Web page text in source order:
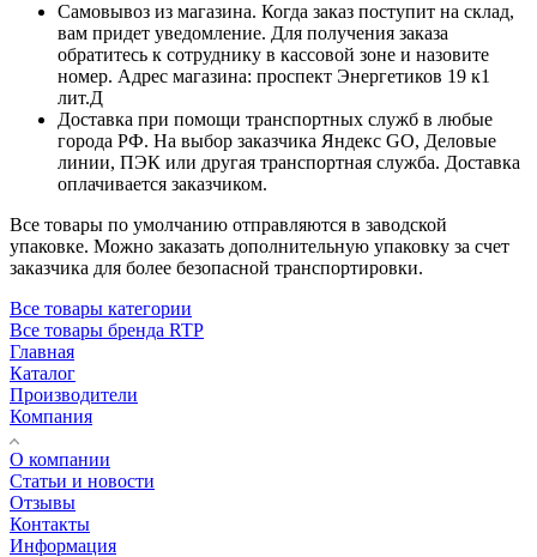
Самовывоз из магазина. Когда заказ поступит на склад,
вам придет уведомление. Для получения заказа
обратитесь к сотруднику в кассовой зоне и назовите
номер. Адрес магазина: проспект Энергетиков 19 к1
лит.Д
Доставка при помощи транспортных служб в любые
города РФ. На выбор заказчика Яндекс GO, Деловые
линии, ПЭК или другая транспортная служба. Доставка
оплачивается заказчиком.
Все товары по умолчанию отправляются в заводской
упаковке. Можно заказать дополнительную упаковку за счет
заказчика для более безопасной транспортировки.
Все товары категории
Все товары бренда RTP
Главная
Каталог
Производители
Компания
О компании
Статьи и новости
Отзывы
Контакты
Информация